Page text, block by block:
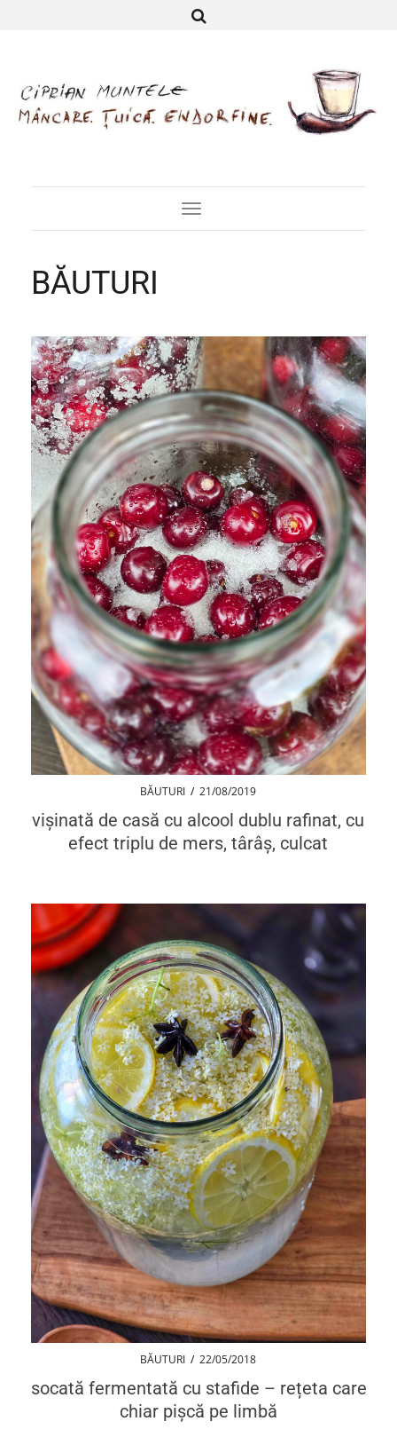
Toggle
Navigation
BĂUTURI
BĂUTURI / 21/08/2019
vișinată de casă cu alcool dublu rafinat, cu
efect triplu de mers, târâș, culcat
BĂUTURI / 22/05/2018
socată fermentată cu stafide – rețeta care
chiar pișcă pe limbă